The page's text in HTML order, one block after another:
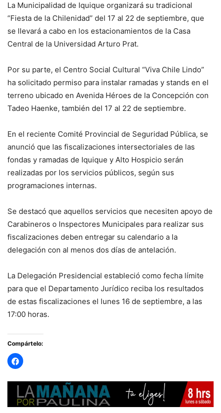
La Municipalidad de Iquique organizará su tradicional
“Fiesta de la Chilenidad” del 17 al 22 de septiembre, que
se llevará a cabo en los estacionamientos de la Casa
Central de la Universidad Arturo Prat.
Por su parte, el Centro Social Cultural “Viva Chile Lindo”
ha solicitado permiso para instalar ramadas y stands en el
terreno ubicado en Avenida Héroes de la Concepción con
Tadeo Haenke, también del 17 al 22 de septiembre.
En el reciente Comité Provincial de Seguridad Pública, se
anunció que las fiscalizaciones intersectoriales de las
fondas y ramadas de Iquique y Alto Hospicio serán
realizadas por los servicios públicos, según sus
programaciones internas.
Se destacó que aquellos servicios que necesiten apoyo de
Carabineros o Inspectores Municipales para realizar sus
fiscalizaciones deben entregar su calendario a la
delegación con al menos dos días de antelación.
La Delegación Presidencial estableció como fecha límite
para que el Departamento Jurídico reciba los resultados
de estas fiscalizaciones el lunes 16 de septiembre, a las
17:00 horas.
Compártelo: